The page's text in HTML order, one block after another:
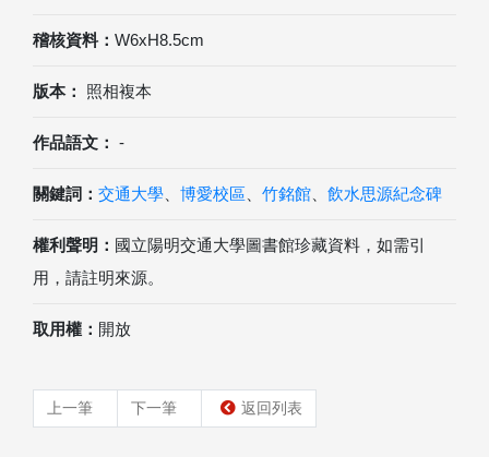
稽核資料： W6xH8.5cm
版本： 照相複本
作品語文： -
關鍵詞： 交通大學 博愛校區 竹銘館 飲水思源紀念碑
權利聲明： 國立陽明交通大學圖書館珍藏資料，如需引
用，請註明來源。
取用權： 開放
上一筆 下一筆 返回列表